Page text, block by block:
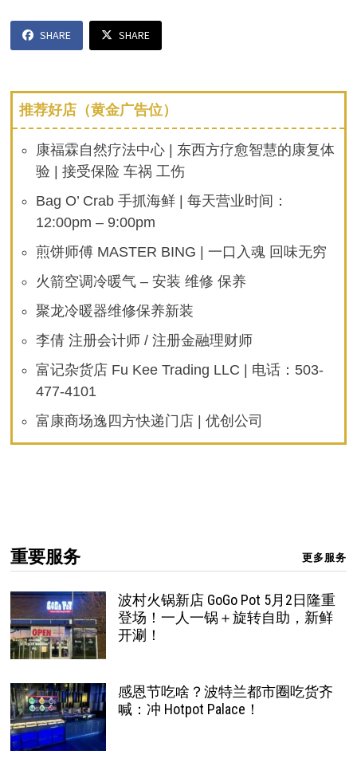
SHARE SHARE
推荐好店（黄金广告位）
康福霖自然疗法中心 | 东西方疗愈智慧的康复体
验 | 接受保险 车祸 工伤
Bag O’ Crab 手抓海鲜 | 每天营业时间：
12:00pm – 9:00pm
煎饼师傅 MASTER BING | 一口入魂 回味无穷
火箭空调冷暖气 – 安装 维修 保养
聚龙冷暖器维修保养新装
李倩 注册会计师 / 注册金融理财师
富记杂货店 Fu Kee Trading LLC | 电话：503-
477-4101
富康商场逸四方快递门店 | 优创公司
重要服务 更多服务
波村火锅新店 GoGo Pot 5月2日隆重
登场！一人一锅＋旋转自助，新鲜
开涮！
感恩节吃啥？波特兰都市圈吃货齐
喊：冲 Hotpot Palace！